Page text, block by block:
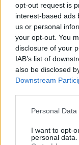
opt-out request is
interest-based ads
us or personal
your opt-out. You
disclosure of your
IAB’s list of
also be disclosed
Downstream
Please note that
not limited to your
grant or deny
Personal
I want to opt-
personal data.
Verdenslekene
arrangeres
og øvelser som
leker. Det er
Association
verdenslekene,
olympiske
Følg orientering